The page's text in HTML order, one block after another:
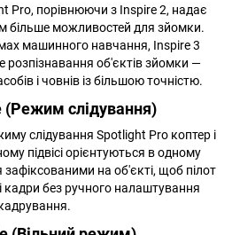
Pro, порівнюючи з Inspire 2, надає
більше можливостей для зйомки.
машинного навчання, Inspire 3
розпізнавання об'єктів зйомки —
і човнів із більшою точністю.
(Режим слідування)
слідування Spotlight Pro коптер і
підвісі орієнтуються в одному
на об'єкті, щоб пілот
кадри без ручного налаштування